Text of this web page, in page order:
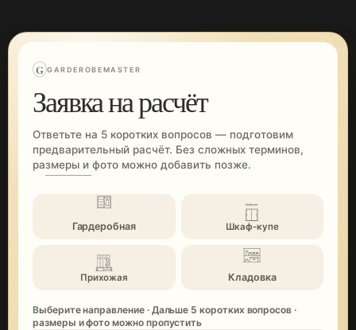
G GARDEROBEMASTER
Заявка на расчёт
Ответьте на 5 коротких вопросов — подготовим
предварительный расчёт. Без сложных терминов,
размеры и фото можно добавить позже.
Гардеробная Шкаф-купе
Прихожая Кладовка
Выберите направление · Дальше 5 коротких вопросов ·
размеры и фото можно пропустить